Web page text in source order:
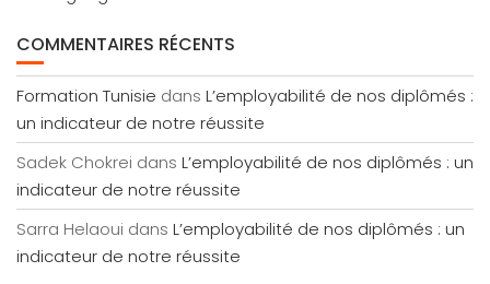
COMMENTAIRES RÉCENTS
Formation Tunisie dans L’employabilité de nos diplômés :
un indicateur de notre réussite
Sadek Chokrei dans L’employabilité de nos diplômés : un
indicateur de notre réussite
Sarra Helaoui dans L’employabilité de nos diplômés : un
indicateur de notre réussite